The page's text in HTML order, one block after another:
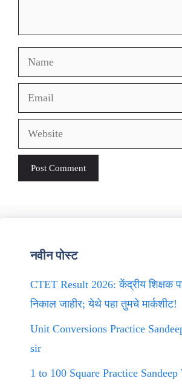
Name
Email
Website
नवीन पोस्ट
CTET Result 2026: केंद्रीय शिक्षक
निकाल जाहीर; येथे पहा तुमचे मार्कशीट!
Unit Conversions Practice
sir
1 to 100 Square Practice Sandeep